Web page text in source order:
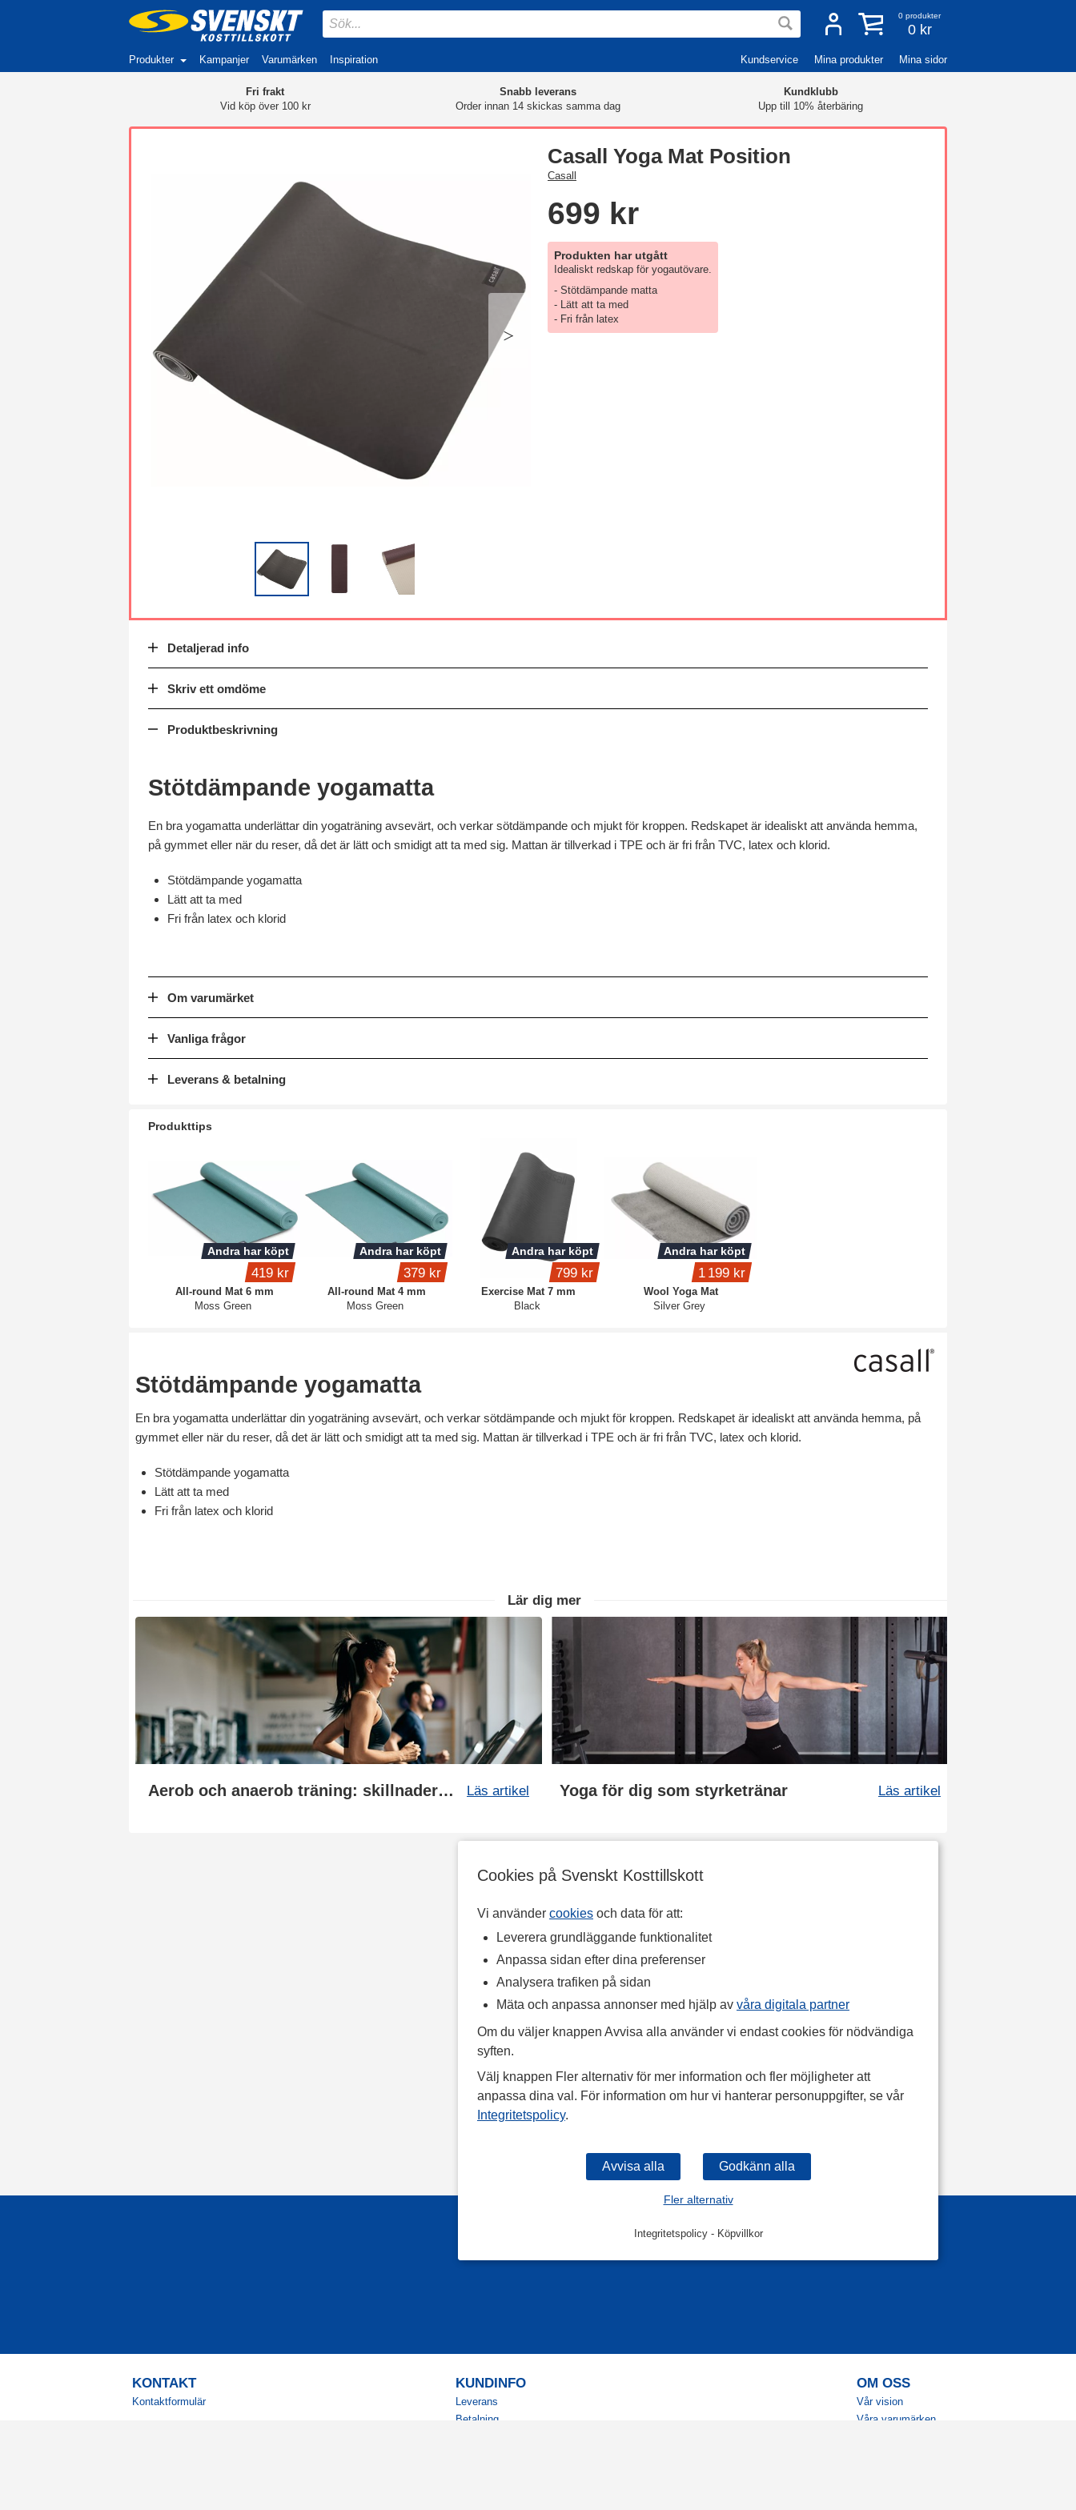
Cookies på Svenskt Kosttillskott
Vi använder cookies och data för att:
Leverera grundläggande funktionalitet
Anpassa sidan efter dina preferenser
Analysera trafiken på sidan
Mäta och anpassa annonser med hjälp av våra digitala partner
Om du väljer knappen Avvisa alla använder vi endast cookies för nödvändiga
syften.
Välj knappen Fler alternativ för mer information och fler möjligheter att
anpassa dina val. För information om hur vi hanterar personuppgifter, se vår
Integritetspolicy.
Fler alternativ
Integritetspolicy- Köpvillkor
0 produkter
0 kr
Produkter Kampanjer Varumärken Inspiration Kundservice Mina produkter Mina sidor
Fri frakt
Vid köp över 100 kr
Snabb leverans
Order innan 14 skickas samma dag
Kundklubb
Upp till 10% återbäring
Casall Yoga Mat Position
Casall
699 kr
Produkten har utgått
Idealiskt redskap för yogautövare.
- Stötdämpande matta
- Lätt att ta med
- Fri från latex
Detaljerad info
Skriv ett omdöme
Produktbeskrivning
Stötdämpande yogamatta
En bra yogamatta underlättar din yogaträning avsevärt, och verkar sötdämpande och mjukt för kroppen. Redskapet är idealiskt att använda hemma,
på gymmet eller när du reser, då det är lätt och smidigt att ta med sig. Mattan är tillverkad i TPE och är fri från TVC, latex och klorid.
Stötdämpande yogamatta
Lätt att ta med
Fri från latex och klorid
Om varumärket
Vanliga frågor
Leverans & betalning
Produkttips
All-round Mat 6 mm
Moss Green
Andra har köpt
419 kr
All-round Mat 4 mm
Moss Green
Andra har köpt
379 kr
Exercise Mat 7 mm
Black
Andra har köpt
799 kr
Wool Yoga Mat
Silver Grey
Andra har köpt
1 199 kr
Stötdämpande yogamatta
En bra yogamatta underlättar din yogaträning avsevärt, och verkar sötdämpande och mjukt för kroppen. Redskapet är idealiskt att använda hemma, på
gymmet eller när du reser, då det är lätt och smidigt att ta med sig. Mattan är tillverkad i TPE och är fri från TVC, latex och klorid.
Stötdämpande yogamatta
Lätt att ta med
Fri från latex och klorid
Lär dig mer
Aerob och anaerob träning: skillnader och fördelar Läs artikel Yoga för dig som styrketränar Läs artikel
KONTAKT
Kontaktformulär
KUNDINFO
Leverans
Betalning
OM OSS
Vår vision
Våra varumärken